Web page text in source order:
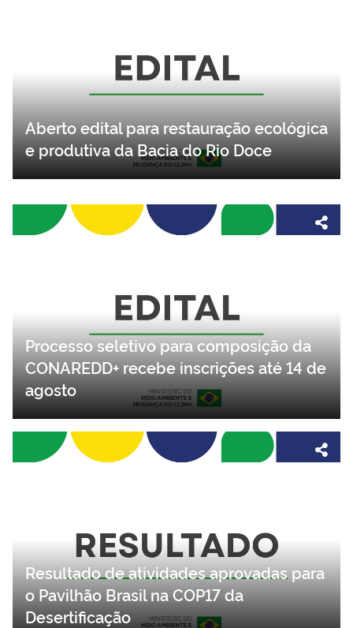
Aberto edital para restauração ecológica
e produtiva da Bacia do Rio Doce
Processo seletivo para composição da
CONAREDD+ recebe inscrições até 14 de
agosto
Resultado de atividades aprovadas para
o Pavilhão Brasil na COP17 da
Desertificação